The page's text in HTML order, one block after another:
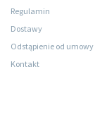
Regulamin
Dostawy
Odstąpienie od umowy
Kontakt